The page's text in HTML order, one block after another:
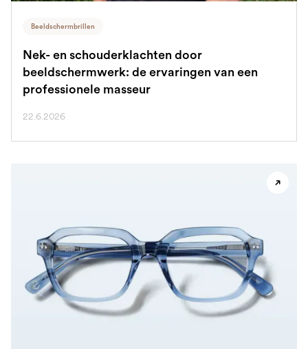
Beeldschermbrillen
Nek- en schouderklachten door
beeldschermwerk: de ervaringen van een
professionele masseur
22.6.2026